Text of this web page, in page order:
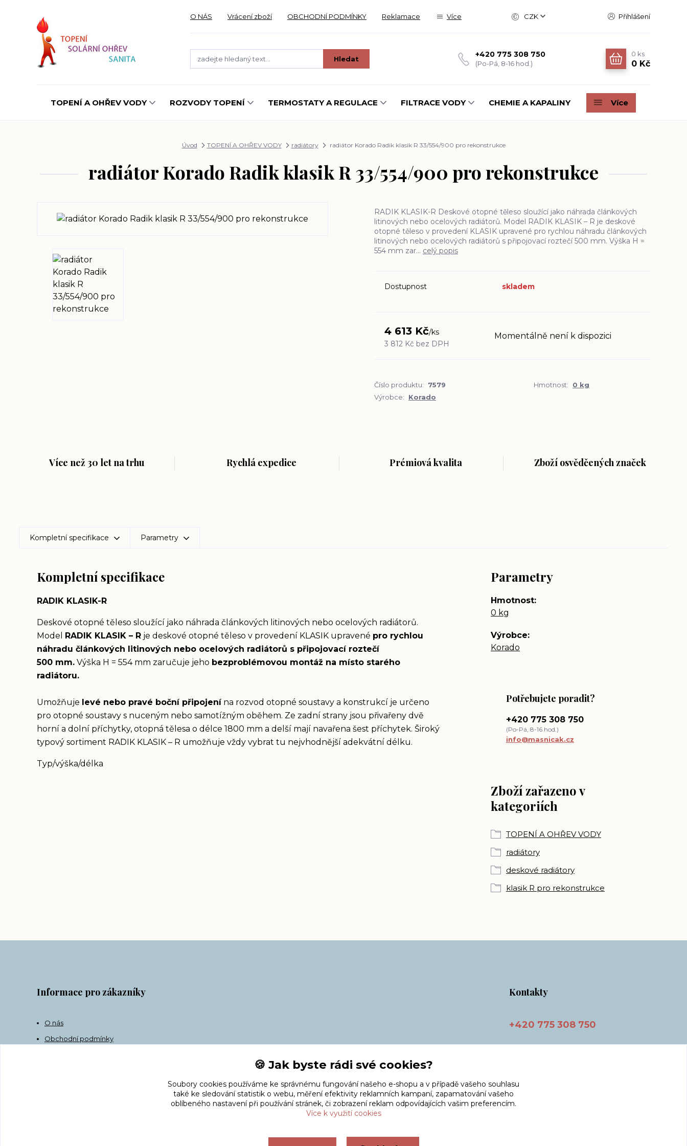
O NÁS Vrácení zboží OBCHODNÍ PODMÍNKY Reklamace Více CZK Přihlášení
Hledat +420 775 308 750
(Po-Pá, 8-16 hod.)
0 ks
0 Kč
TOPENÍ A OHŘEV VODY ROZVODY TOPENÍ TERMOSTATY A REGULACE FILTRACE VODY CHEMIE A KAPALINY Více
Úvod TOPENÍ A OHŘEV VODY radiátory radiátor Korado Radik klasik R 33/554/900 pro rekonstrukce
radiátor Korado Radik klasik R 33/554/900 pro rekonstrukce
RADIK KLASIK-R Deskové otopné těleso sloužící jako náhrada článkových
litinových nebo ocelových radiátorů. Model RADIK KLASIK – R je deskové
otopné těleso v provedení KLASIK upravené pro rychlou náhradu článkových
litinových nebo ocelových radiátorů s připojovací roztečí 500 mm. Výška H =
554 mm zar... celý popis
Dostupnost skladem
4 613 Kč/ks
3 812 Kč bez DPH
Momentálně není k dispozici
Číslo produktu: 7579 Hmotnost:
0 kg
Výrobce:
Korado
Více než 30 let na trhu Rychlá expedice Prémiová kvalita Zboží osvědčených značek
Kompletní specifikace Parametry
Kompletní specifikace
RADIK KLASIK-R
Deskové otopné těleso sloužící jako náhrada článkových litinových nebo ocelových radiátorů.
Model RADIK KLASIK – R je deskové otopné těleso v provedení KLASIK upravené pro rychlou
náhradu článkových litinových nebo ocelových radiátorů s připojovací roztečí
500 mm. Výška H = 554 mm zaručuje jeho bezproblémovou montáž na místo starého
radiátoru.
Umožňuje levé nebo pravé boční připojenína rozvod otopné soustavy a konstrukcí je určeno
pro otopné soustavy s nuceným nebo samotížným oběhem. Ze zadní strany jsou přivařeny dvě
horní a dolní příchytky, otopná tělesa o délce 1800 mm a delší mají navařena šest příchytek. Široký
typový sortiment RADIK KLASIK – R umožňuje vždy vybrat tu nejvhodnější adekvátní délku.
Typ/výška/délka
Parametry
Hmotnost
0 kg
Výrobce
Korado
Zboží zařazeno v
kategoriích
TOPENÍ A OHŘEV VODY
radiátory
deskové radiátory
klasik R pro rekonstrukce
Potřebujete poradit?
+420 775 308 750
(Po-Pá, 8-16 hod.)
info@masnicak.cz
Informace pro zákazníky
O nás
Obchodní podmínky
Kontakty
+420 775 308 750
🍪 Jak byste rádi své cookies?
Soubory cookies používáme ke správnému fungování našeho e-shopu a v případě vašeho souhlasu
také ke sledování statistik o webu, měření efektivity reklamních kampaní, zapamatování vašeho
oblíbeného nastavení při používání stránek, či zobrazení reklam odpovídajících vašim preferencím.
Více k využití cookies